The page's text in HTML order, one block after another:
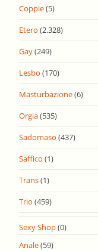
Coppie(5)
Etero (2.328)
Gay(249)
Lesbo (170)
Masturbazione(6)
Orgia(535)
Sadomaso (437)
Saffico (1)
Trans(1)
Trio (459)
Sexy Shop(0)
Anale(59)